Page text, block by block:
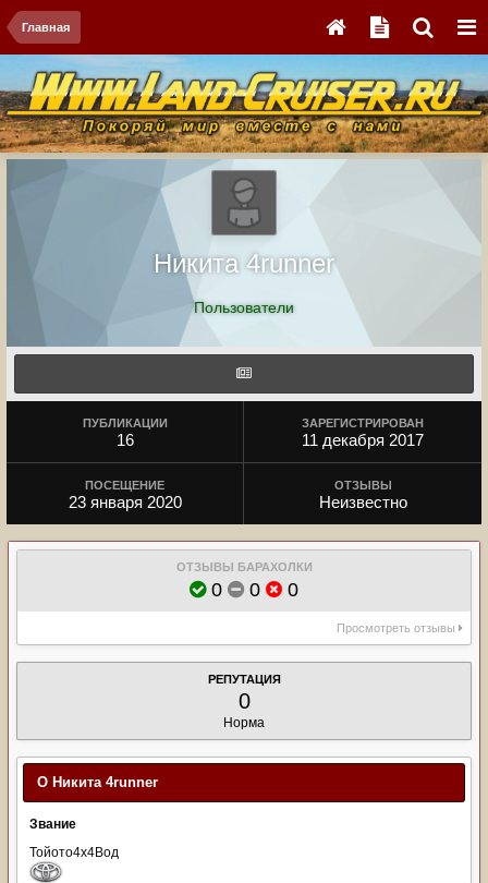
Главная
Никита 4runner
Пользователи
ПУБЛИКАЦИИ
16
ЗАРЕГИСТРИРОВАН
11 декабря 2017
ПОСЕЩЕНИЕ
23 января 2020
ОТЗЫВЫ
Неизвестно
ОТЗЫВЫ БАРАХОЛКИ
0 0 0
Просмотреть отзывы
РЕПУТАЦИЯ
0
Норма
О Никита 4runner
Звание
Тойото4х4Вод